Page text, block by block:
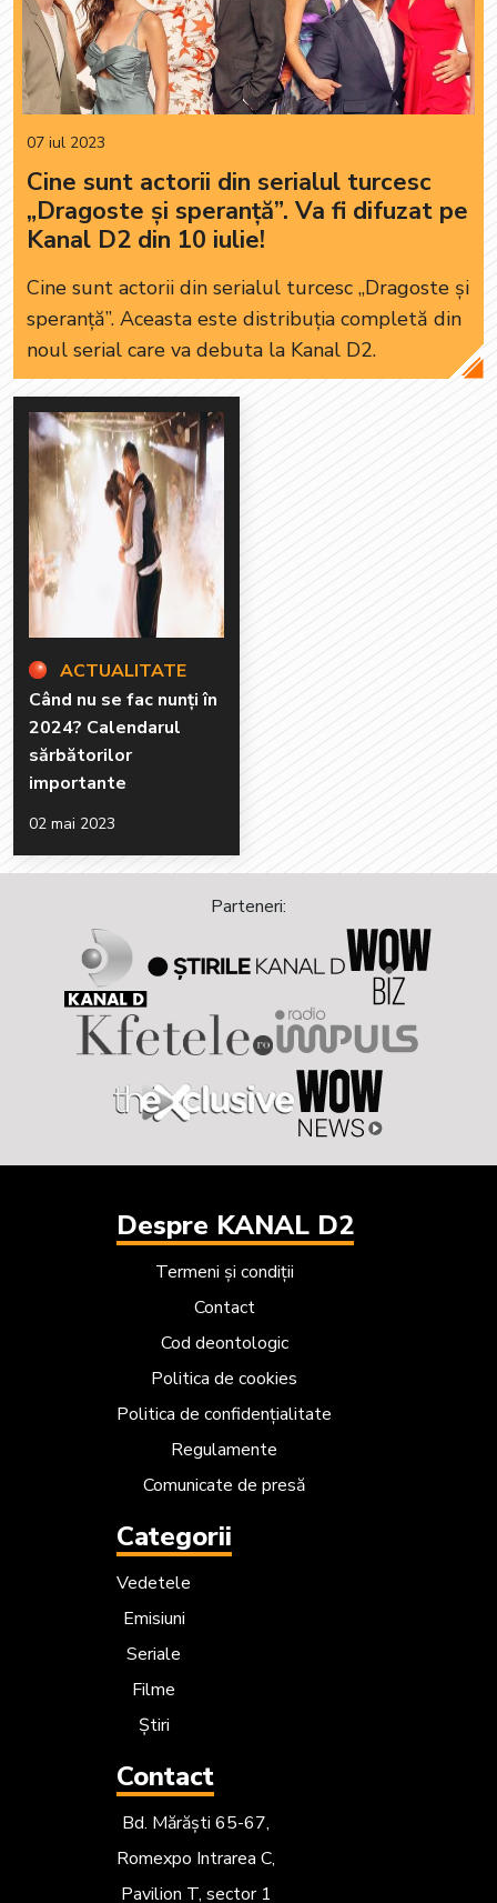
07 iul 2023
Cine sunt actorii din serialul turcesc
„Dragoste și speranță”. Va fi difuzat pe
Kanal D2 din 10 iulie!
Cine sunt actorii din serialul turcesc „Dragoste și
speranță”. Aceasta este distribuția completă din
noul serial care va debuta la Kanal D2.
ACTUALITATE
Când nu se fac nunți în
2024? Calendarul
sărbătorilor
importante
02 mai 2023
Parteneri:
Despre KANAL D2
Termeni și condiții
Contact
Cod deontologic
Politica de cookies
Politica de confidențialitate
Regulamente
Comunicate de presă
Categorii
Vedetele
Emisiuni
Seriale
Filme
Știri
Contact
Bd. Mărăști 65-67,
Romexpo Intrarea C,
Pavilion T, sector 1